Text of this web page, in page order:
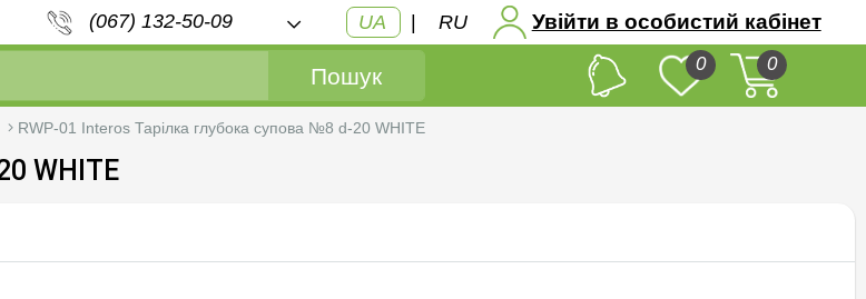
(067) 132-50-09 UA | RU Увійти в особистий кабінет
Пошук 0 0
RWP-01 Interos Тарілка глубока супова №8 d-20 WHITE
WHITE